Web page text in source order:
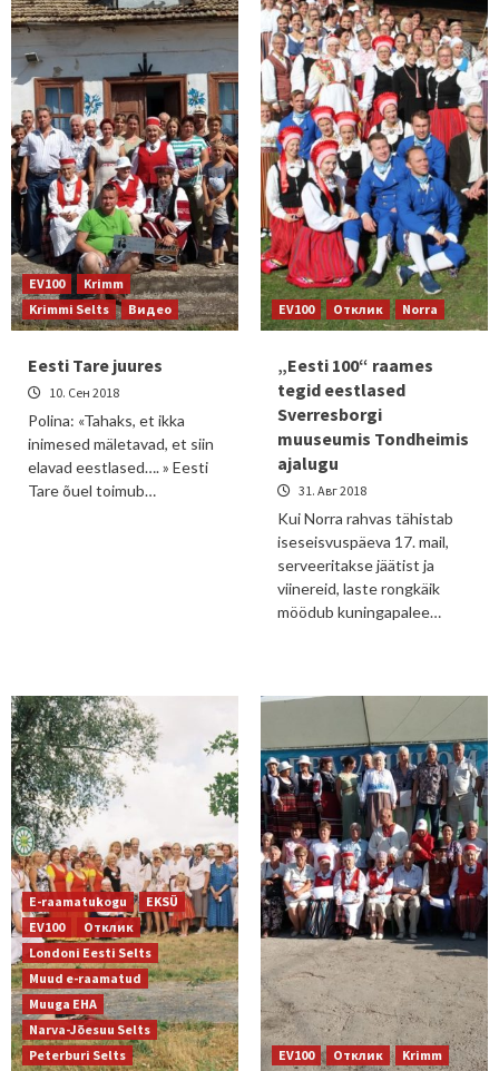
EV100
Krimm
Krimmi Selts
Видео
Eesti Tare juures
10. Сен 2018
Polina: «Tahaks, et ikka
inimesed mäletavad, et siin
elavad eestlased…. » Eesti
Tare õuel toimub…
EV100 Отклик Norra
„Eesti 100“ raames
tegid eestlased
Sverresborgi
muuseumis Tondheimis
ajalugu
31. Авг 2018
Kui Norra rahvas tähistab
iseseisvuspäeva 17. mail,
serveeritakse jäätist ja
viinereid, laste rongkäik
möödub kuningapalee…
E-raamatukogu
EKSÜ
EV100
Отклик
Londoni Eesti Selts
Muud e-raamatud
Muuga EHA
Narva-Jõesuu Selts
Peterburi Selts
EV100 Отклик Krimm